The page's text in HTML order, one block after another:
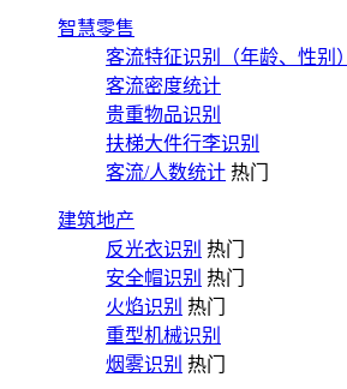
智慧零售
客流特征识别（年龄、性别）
客流密度统计
贵重物品识别
扶梯大件行李识别
客流/人数统计 热门
建筑地产
反光衣识别 热门
安全帽识别 热门
火焰识别 热门
重型机械识别
烟雾识别 热门